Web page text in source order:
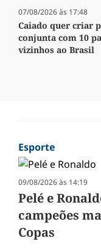
07/08/2026 às 17:48
Caiado quer criar
conjunta com 10
vizinhos ao Brasil
Esporte
09/08/2026 às 14:19
Pelé e
campeões
Copas